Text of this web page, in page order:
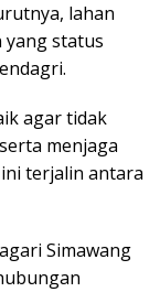
lahan
yang status
agar tidak
menjaga
terjalin antara
Simawang